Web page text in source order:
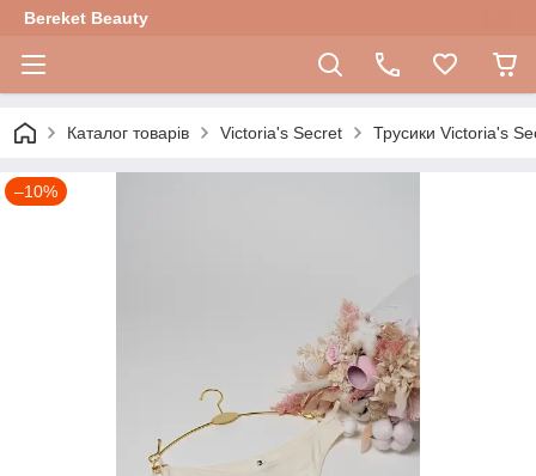
Bereket Beauty
Каталог товарів Victoria's Secret Трусики Victoria's
–10%